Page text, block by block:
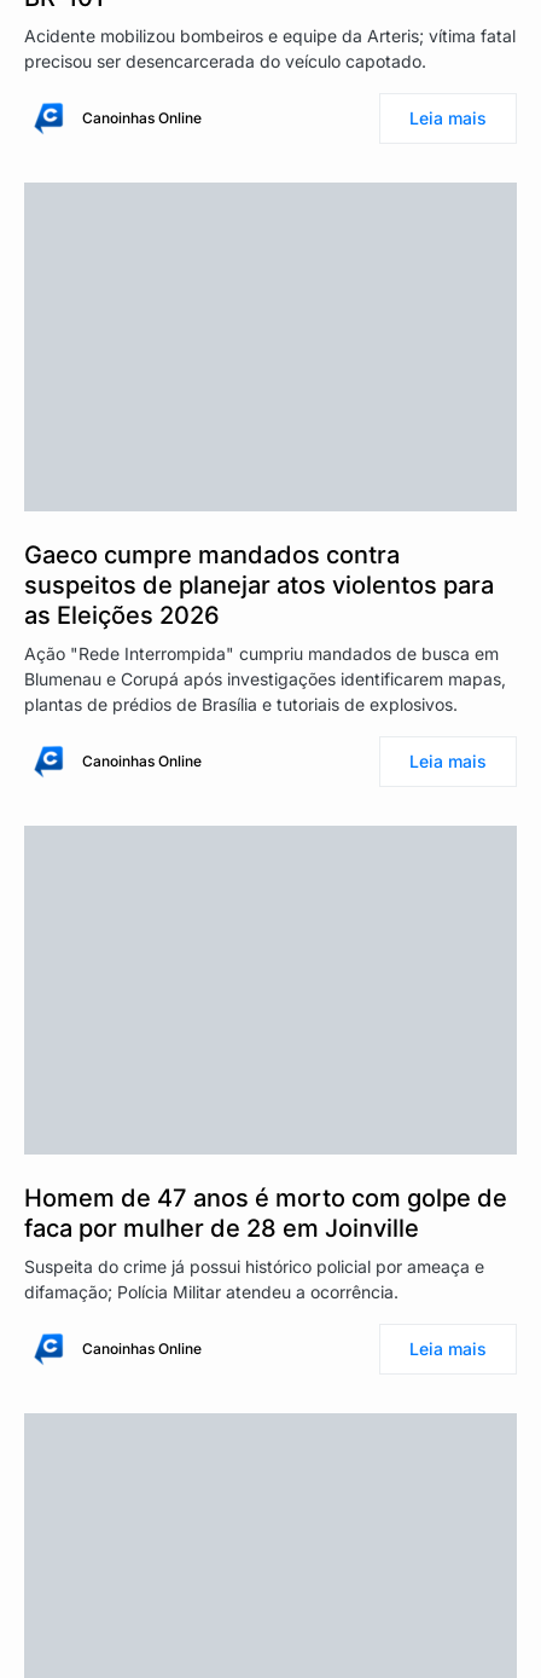
Acidente mobilizou bombeiros e equipe da Arteris; vítima fatal
precisou ser desencarcerada do veículo capotado.
Canoinhas Online Leia mais
Gaeco cumpre mandados contra
suspeitos de planejar atos violentos para
as Eleições 2026
Ação "Rede Interrompida" cumpriu mandados de busca em
Blumenau e Corupá após investigações identificarem mapas,
plantas de prédios de Brasília e tutoriais de explosivos.
Canoinhas Online Leia mais
Homem de 47 anos é morto com golpe de
faca por mulher de 28 em Joinville
Suspeita do crime já possui histórico policial por ameaça e
difamação; Polícia Militar atendeu a ocorrência.
Canoinhas Online Leia mais